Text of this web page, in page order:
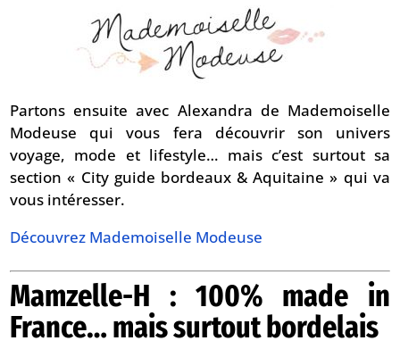
Partons ensuite avec Alexandra de Mademoiselle
Modeuse qui vous fera découvrir son univers
voyage, mode et lifestyle… mais c’est surtout sa
section « City guide bordeaux & Aquitaine » qui va
vous intéresser.
Découvrez Mademoiselle Modeuse
Mamzelle-H : 100% made in
France… mais surtout bordelais